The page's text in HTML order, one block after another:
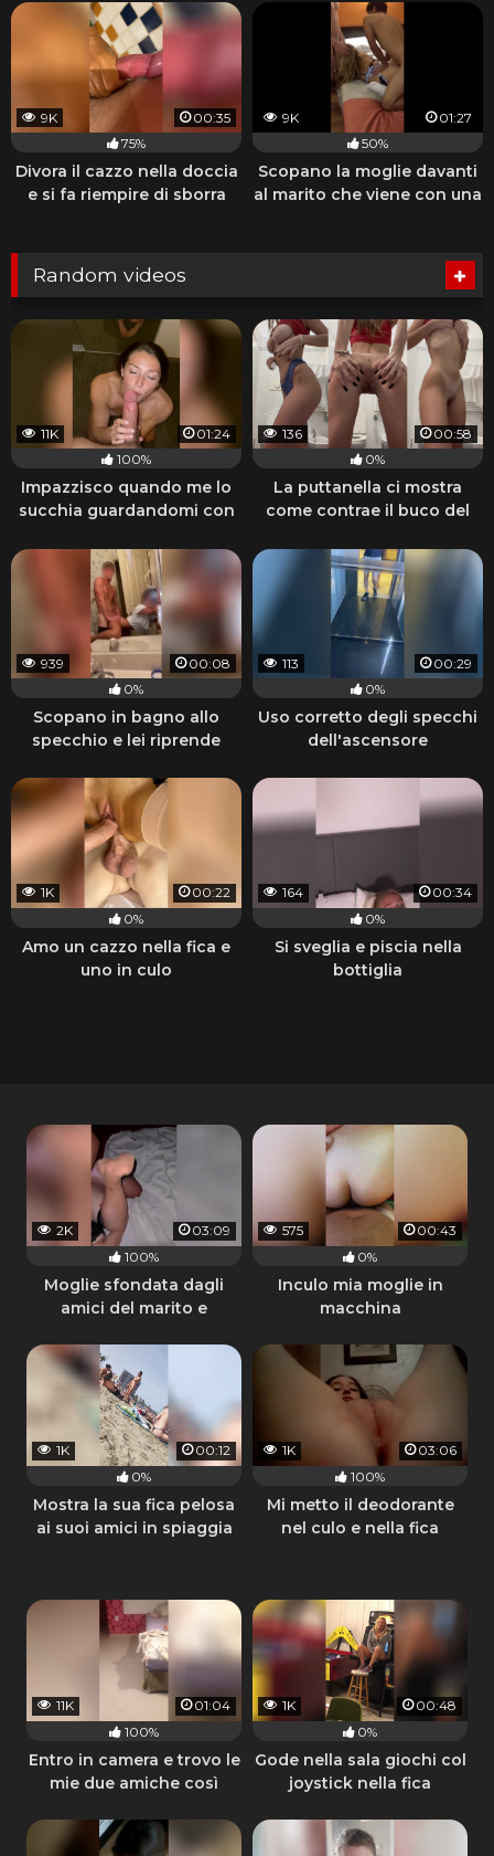
9K
00:35
75%
Divora il cazzo nella doccia
e si fa riempire di sborra
9K
01:27
50%
Scopano la moglie davanti
al marito che viene con una
Random videos
11K
01:24
100%
Impazzisco quando me lo
succhia guardandomi con
136
00:58
0%
La puttanella ci mostra
come contrae il buco del
939
00:08
0%
Scopano in bagno allo
specchio e lei riprende
113
00:29
0%
Uso corretto degli specchi
dell'ascensore
1K
00:22
0%
Amo un cazzo nella fica e
uno in culo
164
00:34
0%
Si sveglia e piscia nella
bottiglia
2K
03:09
100%
Moglie sfondata dagli
amici del marito e
575
00:43
0%
Inculo mia moglie in
macchina
1K
00:12
0%
Mostra la sua fica pelosa
ai suoi amici in spiaggia
1K
03:06
100%
Mi metto il deodorante
nel culo e nella fica
11K
01:04
100%
Entro in camera e trovo le
mie due amiche così
1K
00:48
0%
Gode nella sala giochi col
joystick nella fica